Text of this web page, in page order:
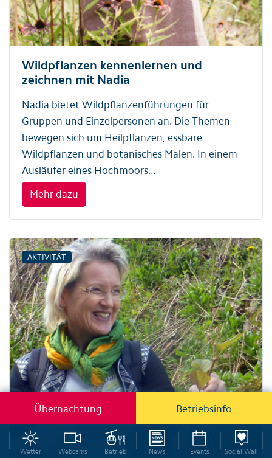
Übernachtung Betriebsinfo
Wetter Webcams Betrieb News Events Social Wall
Wildpflanzen kennenlernen und
zeichnen mit Nadia
Nadia bietet Wildpflanzenführungen für
Gruppen und Einzelpersonen an. Die Themen
bewegen sich um Heilpflanzen, essbare
Wildpflanzen und botanisches Malen. In einem
Ausläufer eines Hochmoors...
Mehr dazu
AKTIVITÄT